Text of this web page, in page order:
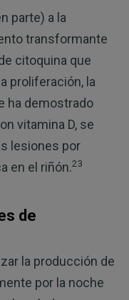
parte) a la
transformante
citoquina que
proliferación, la
ha demostrado
vitamina D, se
lesiones por
en el riñón.23
de
la producción de
por la noche